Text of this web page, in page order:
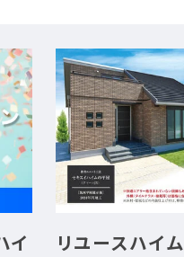
イ
リユースハイ